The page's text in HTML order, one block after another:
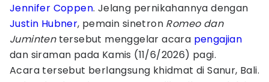
Jennifer Coppen. Jelang pernikahannya dengan
Justin Hubner, pemain sinetron Romeo dan
Jumintentersebut menggelar acara pengajian
dan siraman pada Kamis (11/6/2026) pagi.
Acara tersebut berlangsung khidmat di Sanur, Bali.